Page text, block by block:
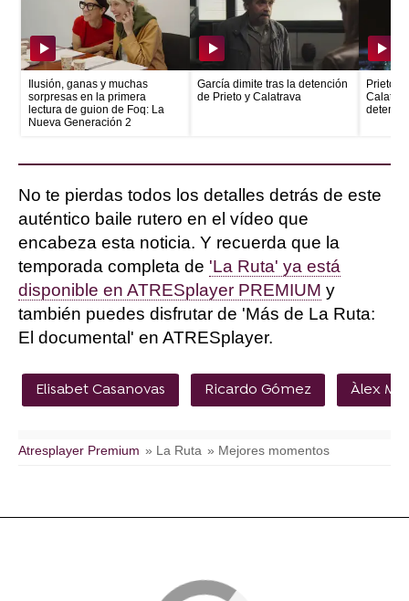
Ilusión, ganas y muchas
sorpresas en la primera
lectura de guion de Foq: La
Nueva Generación 2
García dimite tras la detención
de Prieto y Calatrava
Prieto
No te pierdas todos los detalles detrás de este
auténtico baile rutero en el vídeo que
encabeza esta noticia. Y recuerda que la
temporada completa de 'La Ruta' ya está
disponible en ATRESplayer PREMIUM y
también puedes disfrutar de 'Más de La Ruta:
El documental' en ATRESplayer.
Elisabet Casanovas Ricardo Gómez Àlex
Atresplayer Premium » La Ruta » Mejores momentos